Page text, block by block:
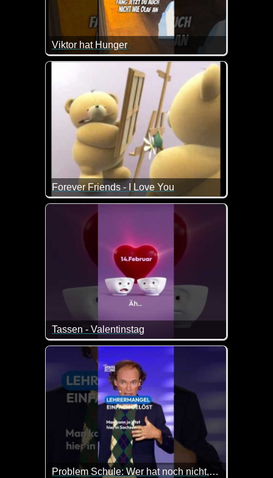
Viktor hat Hunger
Da würde ich auch lieber schnell abhauen :-) Mit
Forever Friends - I Love You
Zum Valentinstag dürfen die Bärchen nicht fehlen...
Tassen - Valentinstag
Kurz und direkt wie die Tassen eben so sind ;-)
Problem Schule: Wer hat noch nicht, wer will nochmal? Olaf Schubert